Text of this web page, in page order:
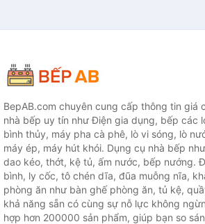
BepAB.com chuyên cung cấp thông tin giá
nhà bếp uy tín như Điện gia dụng, bếp các
bình thủy, máy pha cà phê, lò vi sóng, lò
máy ép, máy hút khói. Dụng cụ nhà bếp
dao kéo, thớt, kệ tủ, ấm nước, bếp nướng.
bình, ly cốc, tô chén dĩa, đũa muỗng nĩa,
phòng ăn như bàn ghế phòng ăn, tủ kệ,
khả năng sẵn có cùng sự nỗ lực không
hợp hơn 200000 sản phẩm, giúp bạn so